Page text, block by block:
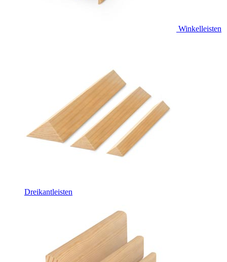
Winkelleisten
Dreikantleisten